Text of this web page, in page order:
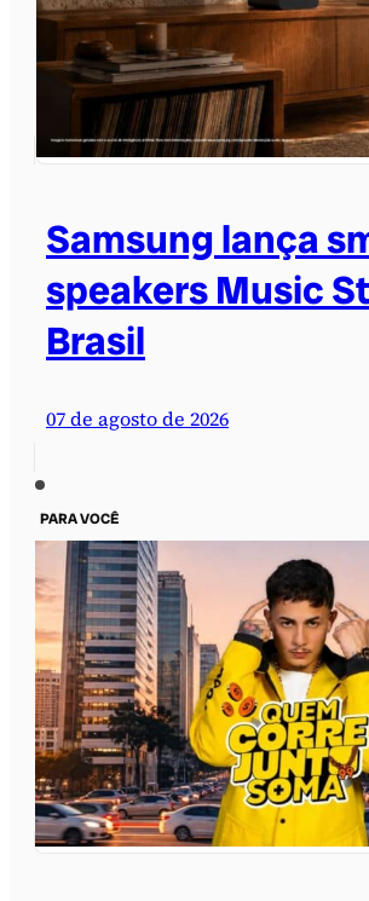
Samsung lança
speakers Music
Brasil
07 de agosto de 2026
PARA VOCÊ